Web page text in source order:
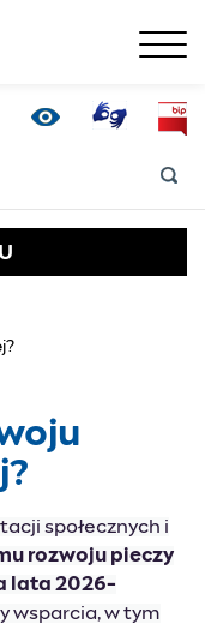
Online
społecznych i
rozwoju pieczy
lata 2026-
wsparcia, w tym